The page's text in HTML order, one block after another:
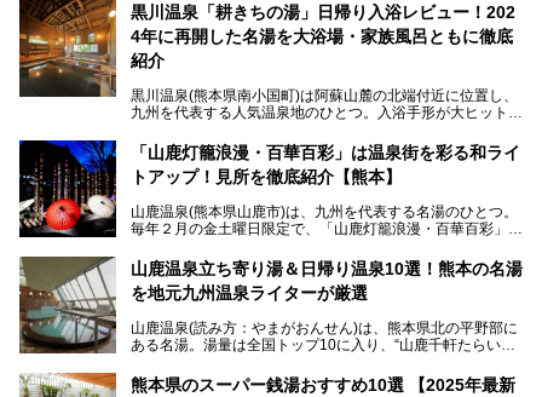
黒川温泉「耕きちの湯」日帰り入浴レビュー！202
4年に再開した名湯を大浴場・家族風呂ともに徹底
紹介
黒川温泉(熊本県南小国町)は阿蘇山麓の北端付近に位置し、
九州を代表する人気温泉地のひとつ。入浴手形が大ヒット
す。
中でも「耕きち(こうきち)の湯」は露天風呂を持たないもの
り一度廃業しましたが、2024年10月に営業再開。数多くの
温泉ファンに注目される名湯です。
今回は再開した耕きちの湯を訪問し、全浴室(男女別大浴
「山鹿灯籠浪漫・百華百彩」は温泉街を彩る和ライ
トアップ！見所を徹底紹介【熊本】
山鹿温泉(熊本県山鹿市)は、九州を代表する名湯のひとつ。
毎年２月の金土曜日限定で、「山鹿灯籠浪漫・百華百彩」
ます。和傘や竹、ろうそくなどを用いて、和情緒たっぷりの
ライトアップが無料で楽しめます。
日、の合計8日間開催。今回は地元九州在住の筆者が、その
見所を徹底紹介。併せて、その他イベントや立ち寄り湯も併
山鹿温泉立ち寄り湯＆日帰り温泉10選！熊本の名湯
を地元九州温泉ライターが厳選
山鹿温泉(読み方：やまがおんせん)は、熊本県北の平野部に
ある名湯。湯量は全国トップ10に入り、“山鹿千軒たらいな
泉質であり、お湯の良さにも定評があります。
熊本県のスーパー銭湯おすすめ10選 【2025年最新